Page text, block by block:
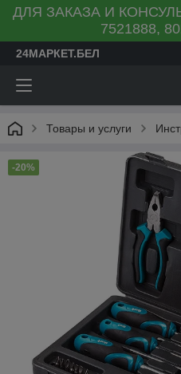
ДЛЯ ЗАКАЗА И
7521888,
24МАРКЕТ.БЕЛ
Товары и услуги
-20%